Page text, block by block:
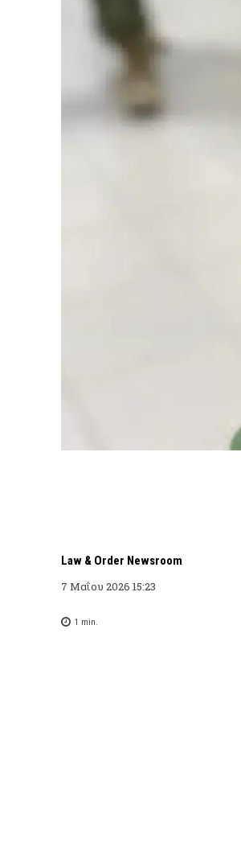
Law & Order Newsroom
7 Μαΐου 2026 15:23
1 min.